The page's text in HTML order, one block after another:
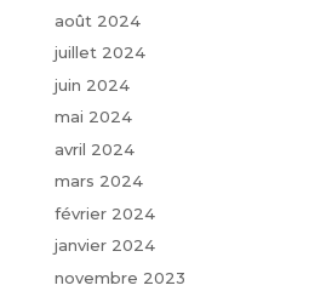
août 2024
juillet 2024
juin 2024
mai 2024
avril 2024
mars 2024
février 2024
janvier 2024
novembre 2023